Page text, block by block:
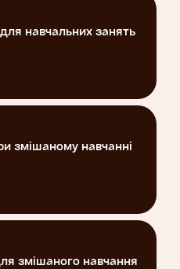
навчальних занять
змішаному навчанні
змішаного навчання